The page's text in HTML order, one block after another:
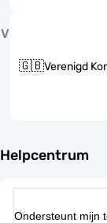
V
🇬🇧Verenigd
Helpcentrum
Ondersteunt mijn